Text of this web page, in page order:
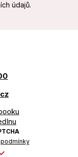
údajů.